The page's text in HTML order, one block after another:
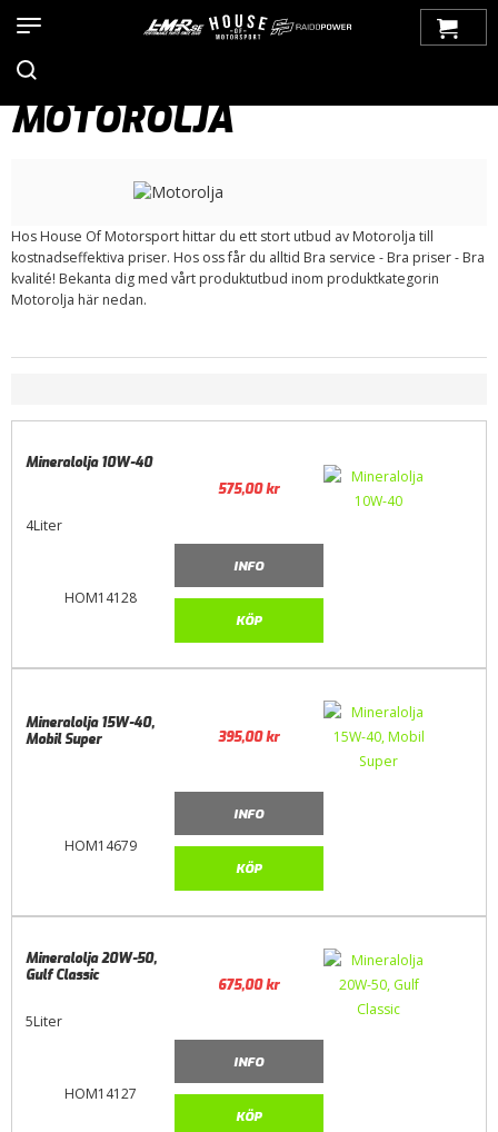
Filter>
Motorolja
MOTOROLJA
Hos House Of Motorsport hittar du ett stort utbud av Motorolja till
kostnadseffektiva priser. Hos oss får du alltid Bra service - Bra priser - Bra
kvalité! Bekanta dig med vårt produktutbud inom produktkategorin
Motorolja här nedan.
HOM14128
Mineralolja 10W-40
4Liter
575,00kr
INFO
KÖP
HOM14679
Mineralolja 15W-40,
Mobil Super
395,00kr
INFO
KÖP
HOM14127
Mineralolja 20W-50,
Gulf Classic
5Liter
675,00kr
INFO
KÖP